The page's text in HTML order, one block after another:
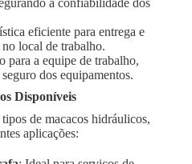
eficiente para entrega e
local de trabalho.
para a equipe de trabalho,
dos equipamentos.
Disponíveis
de macacos hidráulicos,
aplicações: